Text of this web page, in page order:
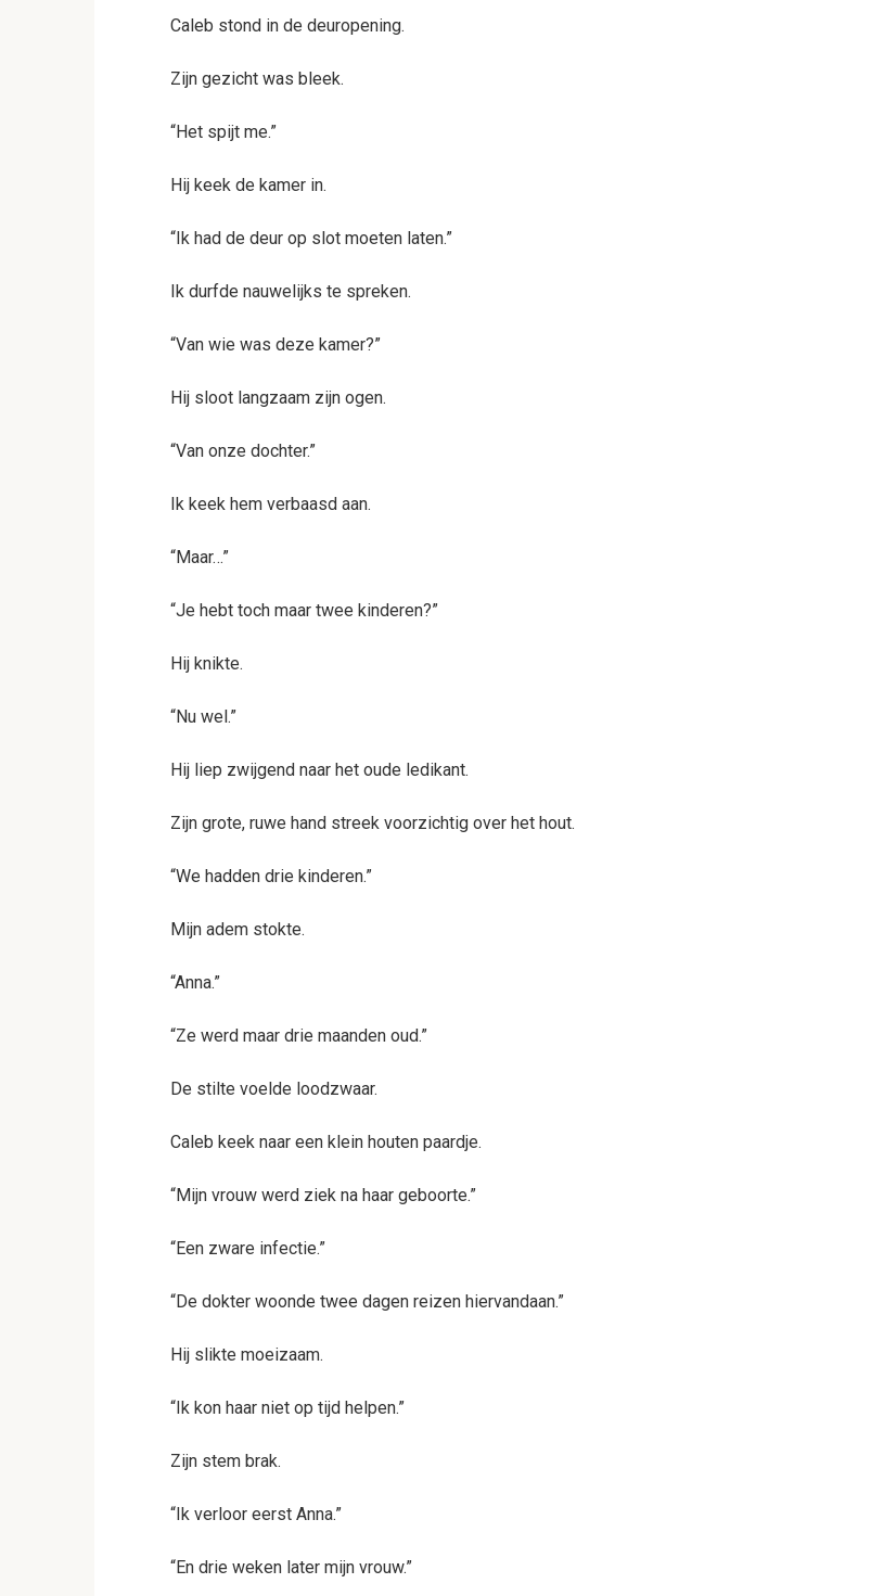
Caleb stond in de deuropening.
Zijn gezicht was bleek.
“Het spijt me.”
Hij keek de kamer in.
“Ik had de deur op slot moeten laten.”
Ik durfde nauwelijks te spreken.
“Van wie was deze kamer?”
Hij sloot langzaam zijn ogen.
“Van onze dochter.”
Ik keek hem verbaasd aan.
“Maar…”
“Je hebt toch maar twee kinderen?”
Hij knikte.
“Nu wel.”
Hij liep zwijgend naar het oude ledikant.
Zijn grote, ruwe hand streek voorzichtig over het hout.
“We hadden drie kinderen.”
Mijn adem stokte.
“Anna.”
“Ze werd maar drie maanden oud.”
De stilte voelde loodzwaar.
Caleb keek naar een klein houten paardje.
“Mijn vrouw werd ziek na haar geboorte.”
“Een zware infectie.”
“De dokter woonde twee dagen reizen hiervandaan.”
Hij slikte moeizaam.
“Ik kon haar niet op tijd helpen.”
Zijn stem brak.
“Ik verloor eerst Anna.”
“En drie weken later mijn vrouw.”